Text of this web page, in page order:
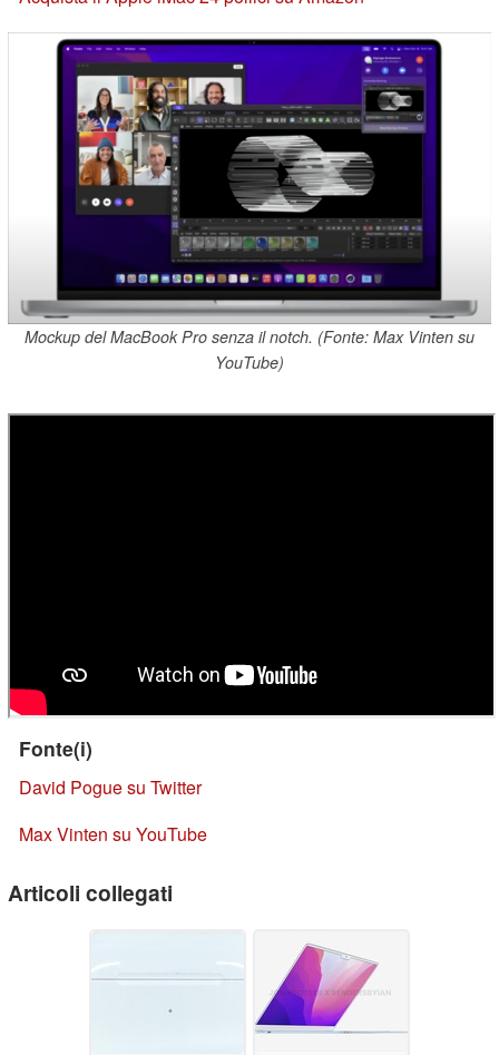
Mockup del MacBook Pro senza il notch. (Fonte: Max Vinten su
YouTube)
Fonte(i)
David Pogue su Twitter
Max Vinten su YouTube
Articoli collegati